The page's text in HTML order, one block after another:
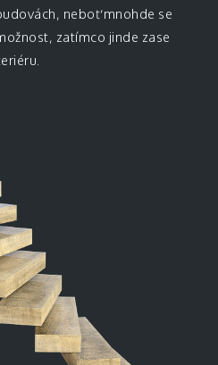
neboť mnohde se
zatímco jinde zase